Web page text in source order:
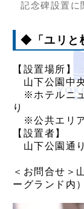
記念碑設置に
◆「ユリと
【設置場所】
山下公園中
※ホテルニュ
り
※公共エリア
【設置者】
山下公園通
＜お問合せ＞
ーグランド